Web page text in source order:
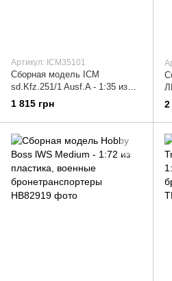
Артикул: ICM35101
Сборная модель ICM
sd.Kfz.251/1 Ausf.A - 1:35 из
пластика, военные
бронетранспортеры
1 815 грн 2